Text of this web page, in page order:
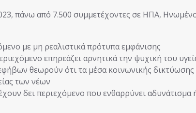
πάνω από 7.500 συμμετέχοντες σε ΗΠΑ,
με μη ρεαλιστικά πρότυπα εμφάνισης
επηρεάζει αρνητικά την ψυχική του
θεωρούν ότι τα μέσα κοινωνικής δικτύωσης
των νέων
δει περιεχόμενο που ενθαρρύνει αδυνάτισμα